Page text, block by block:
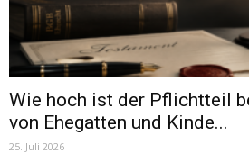
Wie hoch ist der Pflichtteil
von Ehegatten und Kinde...
25. Juli 2026